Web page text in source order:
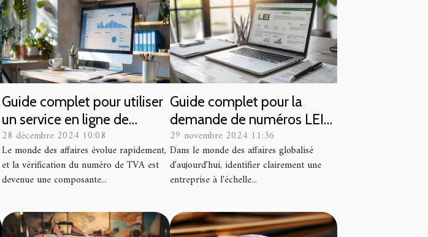
Guide complet pour utiliser
un service en ligne de
vérification de numéro TVA
28 décembre 2024 10:08
Le monde des affaires évolue rapidement,
et la vérification du numéro de TVA est
devenue une composante...
Guide complet pour la
demande de numéros LEI
pour les entreprises
29 novembre 2024 11:36
Dans le monde des affaires globalisé
d'aujourd'hui, identifier clairement une
entreprise à l'échelle...